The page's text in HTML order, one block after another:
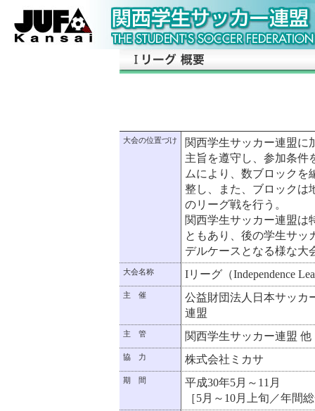
大会の位置づけ
関西学生サッカー連盟に
主旨を遵守し、参加条件
ムにより、数ブロックを
整し、また、ブロックは
のリーグ戦を行う。
関西学生サッカー連盟は
ともあり、後の学生サッ
デルケースとなる様な大
大会名称 Iリーグ（Independence
主 催
公益財団法人日本サッカ
連盟
主 管 関西学生サッカー連盟 他
協 力 株式会社ミカサ
期 間
平成30年5月～11月
［5月～10月上旬／年間